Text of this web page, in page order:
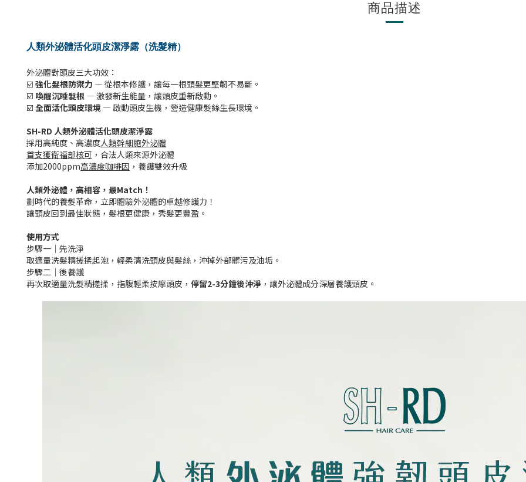
商品描述
人類外泌體活化頭皮潔淨露（洗髮精）
外泌體對頭皮三大功效：
☑️ 強化髮根防禦力 — 從根本修護，讓每一根頭髮更堅韌不易斷。
☑️ 喚醒沉睡髮根 — 激發新生能量，讓頭皮重新啟動。
☑️ 全面活化頭皮環境 — 啟動頭皮生機，營造健康髮絲生長環境。
SH-RD 人類外泌體活化頭皮潔淨露
採用高純度、高濃度人類幹細胞外泌體
首支獲衛福部核可 ，合法人類來源外泌體
添加2000ppm高濃度咖啡因 ，養護雙效升級
人類外泌體，高相容，最Match！
劃時代的養髮革命，立即體驗外泌體的卓越修護力！
讓頭皮回到最佳狀態，髮根更健康，秀髮更豐盈。
使用方式
步驟一｜先洗淨
取適量洗髮精搓揉起泡，輕柔清洗頭皮與髮絲，沖掉外部髒污及油垢。
步驟二｜後養護
再次取適量洗髮精搓揉，指腹輕柔按摩頭皮， 停留2-3分鐘後沖淨 ，讓外泌體成分深層養護頭皮。